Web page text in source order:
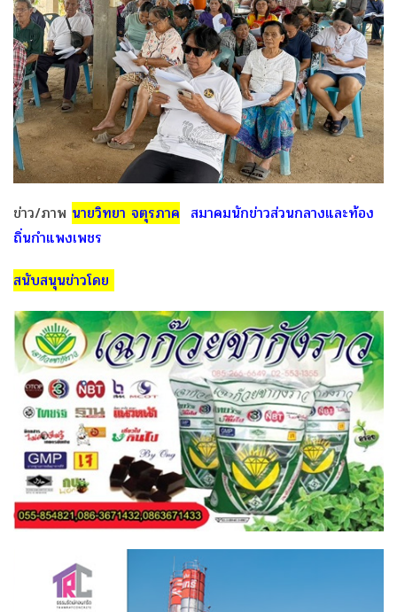
ข่าว/ภาพ นายวิทยา จตุรภาค สมาคมนักข่าวส่วนกลางและท้อง
ถิ่นกำแพงเพชร
สนับสนุนข่าวโดย